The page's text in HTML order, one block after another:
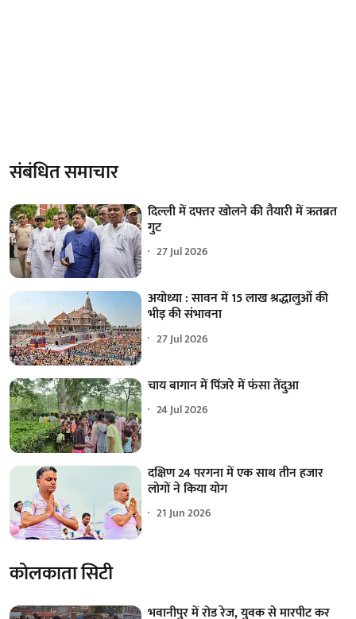
संबंधित समाचार
दिल्ली में दफ्तर खोलने की तैयारी में ऋतब्रत
गुट
27 Jul 2026
अयोध्या : सावन में 15 लाख श्रद्धालुओं की
भीड़ की संभावना
27 Jul 2026
चाय बागान में पिंजरे में फंसा तेंदुआ
24 Jul 2026
दक्षिण 24 परगना में एक साथ तीन हजार
लोगों ने किया योग
21 Jun 2026
कोलकाता सिटी
भवानीपुर में रोड रेज, युवक से मारपीट कर